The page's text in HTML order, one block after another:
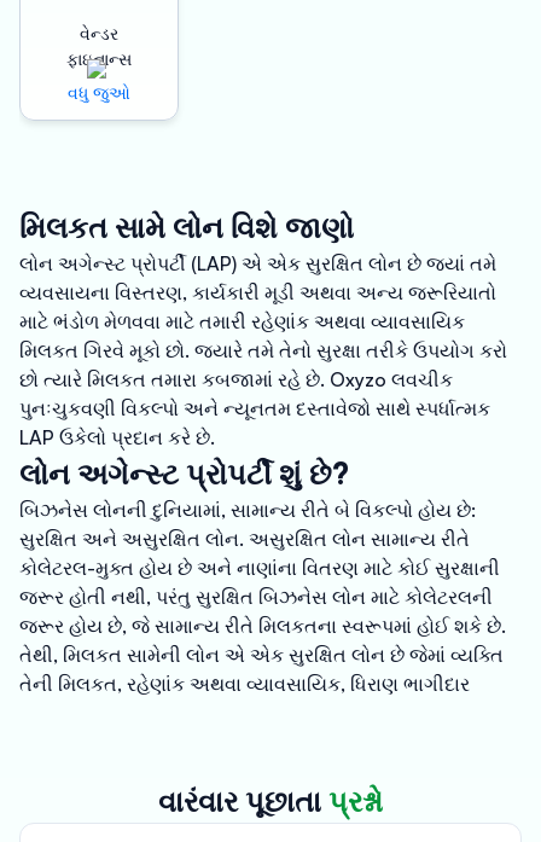
વેન્ડર
ફાઇનાન્સ
વધુ જુઓ
મિલકત સામે લોન વિશે જાણો
લોન અગેન્સ્ટ પ્રોપર્ટી (LAP) એ એક સુરક્ષિત લોન છે જ્યાં તમે
વ્યવસાયના વિસ્તરણ, કાર્યકારી મૂડી અથવા અન્ય જરૂરિયાતો
માટે ભંડોળ મેળવવા માટે તમારી રહેણાંક અથવા વ્યાવસાયિક
મિલકત ગિરવે મૂકો છો. જ્યારે તમે તેનો સુરક્ષા તરીકે ઉપયોગ કરો
છો ત્યારે મિલકત તમારા કબજામાં રહે છે. Oxyzo લવચીક
પુનઃચુકવણી વિકલ્પો અને ન્યૂનતમ દસ્તાવેજો સાથે સ્પર્ધાત્મક
LAP ઉકેલો પ્રદાન કરે છે.
લોન અગેન્સ્ટ પ્રોપર્ટી શું છે?
બિઝનેસ લોનની દુનિયામાં, સામાન્ય રીતે બે વિકલ્પો હોય છે:
સુરક્ષિત અને અસુરક્ષિત લોન. અસુરક્ષિત લોન સામાન્ય રીતે
કોલેટરલ-મુક્ત હોય છે અને નાણાંના વિતરણ માટે કોઈ સુરક્ષાની
જરૂર હોતી નથી, પરંતુ સુરક્ષિત બિઝનેસ લોન માટે કોલેટરલની
જરૂર હોય છે, જે સામાન્ય રીતે મિલકતના સ્વરૂપમાં હોઈ શકે છે.
તેથી, મિલકત સામેની લોન એ એક સુરક્ષિત લોન છે જેમાં વ્યક્તિ
તેની મિલકત, રહેણાંક અથવા વ્યાવસાયિક, ધિરાણ ભાગીદાર
લેવામાં મદદ કરે છે.વારંવાર પૂછાતા પ્રશ્નો